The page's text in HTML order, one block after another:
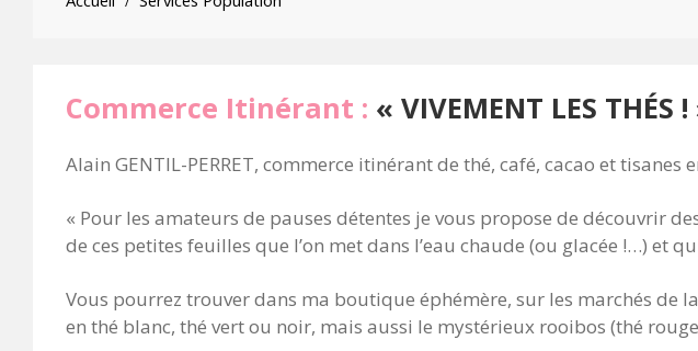
Commerce Itinérant : « VIVEMENT LES THÉS !
Alain GENTIL-PERRET, commerce itinérant de thé, café, cacao et tisanes
« Pour les amateurs de pauses détentes je vous propose de découvrir
de ces petites feuilles que l’on met dans l’eau chaude (ou glacée !…)
Vous pourrez trouver dans ma boutique éphémère, sur les marchés de
en thé blanc, thé vert ou noir, mais aussi le mystérieux rooibos (thé